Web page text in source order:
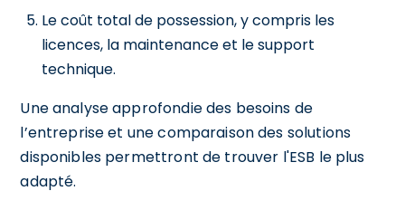
Le coût total de possession, y compris les
licences, la maintenance et le support
technique.
Une analyse approfondie des besoins de
l’entreprise et une comparaison des solutions
disponibles permettront de trouver l'ESB le plus
adapté.